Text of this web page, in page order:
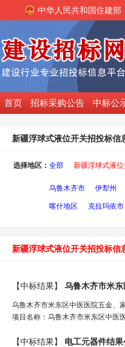
中华人民共和国住建部
首页 招标采购公告 中标公
新疆浮球式液位开关招投标信
选择地区： 全部 新疆浮球式液
乌鲁木齐市 伊犁州
喀什地区 克拉玛依市
新疆浮球式液位开关招投标信
【中标结果】 乌鲁木齐市米
乌鲁木齐市米东区中医医院五金、
项目名称：乌鲁木齐市米东区中医
【中标结果】 电工元器件结果